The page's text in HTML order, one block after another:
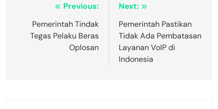
navigation
Previous:
Pemerintah Tindak
Tegas Pelaku Beras
Oplosan
Next:
Pemerintah Pastikan
Tidak Ada Pembatasan
Layanan VoIP di
Indonesia